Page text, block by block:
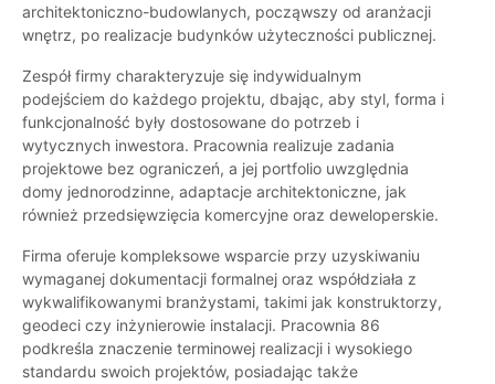
architektoniczno-budowlanych, począwszy od aranżacji
wnętrz, po realizacje budynków użyteczności publicznej.
Zespół firmy charakteryzuje się indywidualnym
podejściem do każdego projektu, dbając, aby styl, forma i
funkcjonalność były dostosowane do potrzeb i
wytycznych inwestora. Pracownia realizuje zadania
projektowe bez ograniczeń, a jej portfolio uwzględnia
domy jednorodzinne, adaptacje architektoniczne, jak
również przedsięwzięcia komercyjne oraz deweloperskie.
Firma oferuje kompleksowe wsparcie przy uzyskiwaniu
wymaganej dokumentacji formalnej oraz współdziała z
wykwalifikowanymi branżystami, takimi jak konstruktorzy,
geodeci czy inżynierowie instalacji. Pracownia 86
podkreśla znaczenie terminowej realizacji i wysokiego
standardu swoich projektów, posiadając także